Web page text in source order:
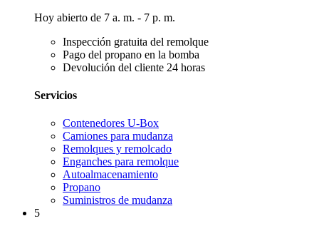
Hoy abierto de 7 a. m. - 7 p. m.
Inspección gratuita del remolque
Pago del propano en la bomba
Devolución del cliente 24 horas
Servicios
Contenedores U-Box
Camiones para mudanza
Remolques y remolcado
Enganches para remolque
Autoalmacenamiento
Propano
Suministros de mudanza
5